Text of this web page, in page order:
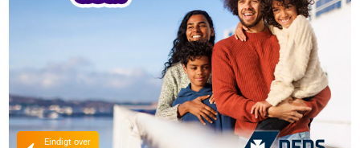
Eindigt over